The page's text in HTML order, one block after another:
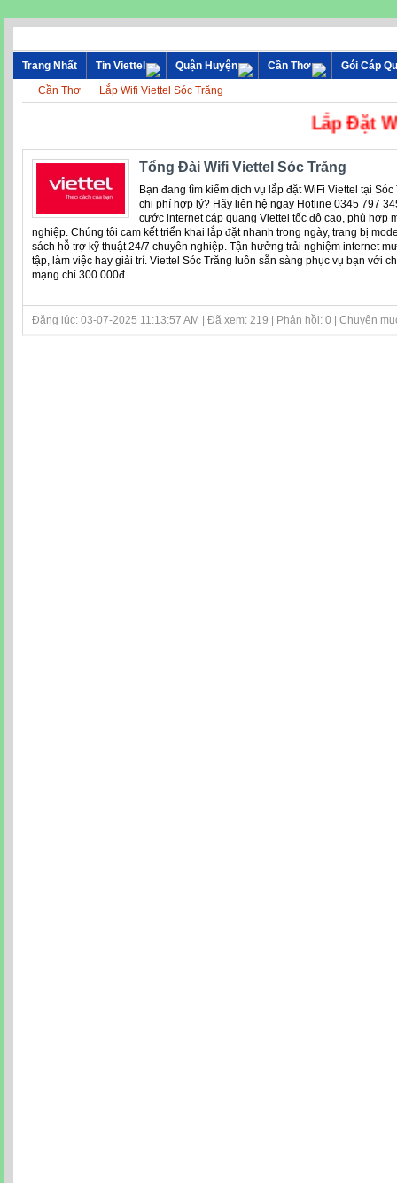
Trang Nhất Tin Viettel Quận Huyện Cần Thơ
Gói Cáp
Cần Thơ
Lắp Wifi Viettel Sóc Trăng
Lắp Đặt Wifi
Tổng Đài Wifi Viettel Sóc Trăng
Bạn đang tìm kiếm dịch vụ lắp đặt WiFi Viettel tại
chi phí hợp lý? Hãy liên hệ ngay Hotline 0345 797
cước internet cáp quang Viettel tốc độ cao, phù hợp
nghiệp. Chúng tôi cam kết triển khai lắp đặt nhanh trong ngày, trang bị
sách hỗ trợ kỹ thuật 24/7 chuyên nghiệp. Tận hưởng trải nghiệm internet
tập, làm việc hay giải trí. Viettel Sóc Trăng luôn sẵn sàng phục vụ bạn với
mạng chỉ 300.000đ
Đăng lúc: 03-07-2025 11:13:57 AM | Đã xem: 219 | Phản hồi: 0 | Chuyên